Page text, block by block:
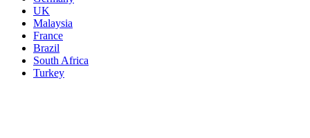
UK
Malaysia
France
Brazil
South Africa
Turkey